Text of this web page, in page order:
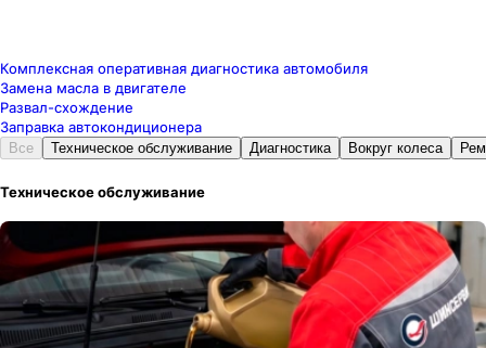
Комплексная оперативная диагностика автомобиля
Замена масла в двигателе
Развал-схождение
Заправка автокондиционера
Все Техническое обслуживание Диагностика Вокруг колеса
Техническое обслуживание